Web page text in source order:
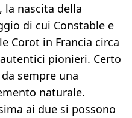
la nascita della
di cui Constable e
Corot in Francia circa
pionieri. Certo
sempre una
naturale.
ai due si possono